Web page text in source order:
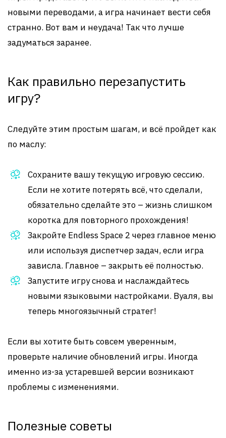
новыми переводами, а игра начинает вести себя
странно. Вот вам и неудача! Так что лучше
задуматься заранее.
Как правильно перезапустить
игру?
Следуйте этим простым шагам, и всё пройдет как
по маслу:
Сохраните вашу текущую игровую сессию.
Если не хотите потерять всё, что сделали,
обязательно сделайте это – жизнь слишком
коротка для повторного прохождения!
Закройте Endless Space 2 через главное меню
или используя диспетчер задач, если игра
зависла. Главное – закрыть её полностью.
Запустите игру снова и наслаждайтесь
новыми языковыми настройками. Вуаля, вы
теперь многоязычный стратег!
Если вы хотите быть совсем уверенным,
проверьте наличие обновлений игры. Иногда
именно из-за устаревшей версии возникают
проблемы с изменениями.
Полезные советы